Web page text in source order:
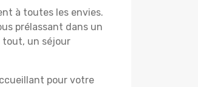
à toutes les envies.
prélassant dans un
tout, un séjour
pour votre